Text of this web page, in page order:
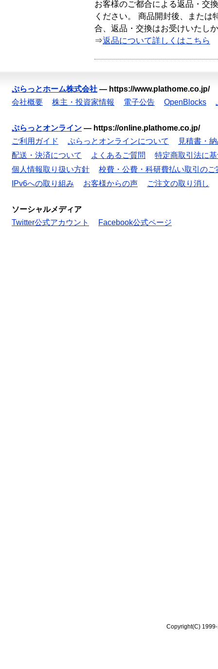
お客様のご都合による返品・交
ください。 商品開封後、または
合、返品・交換はお受けいたし
⇒返品について詳しくはこちら
ぷらっとホーム株式会社 — https://www.plathome.co.jp/
会社概要
株主・投資家情報 電子公告 OpenBlocks
ぷらっとオンライン — https://online.plathome.co.jp/
ご利用ガイド
ぷらっとオンラインについて
見積書・
配送・決済について
よくあるご質問
特定商取引法に
個人情報取り扱い方針
校費・公費・科研費払い取引のご
IPv6への取り組み
お客様からの声 ご注文の取り消し
ソーシャルメディア
Twitter公式アカウント
Facebook公式ページ
Copyright(C)